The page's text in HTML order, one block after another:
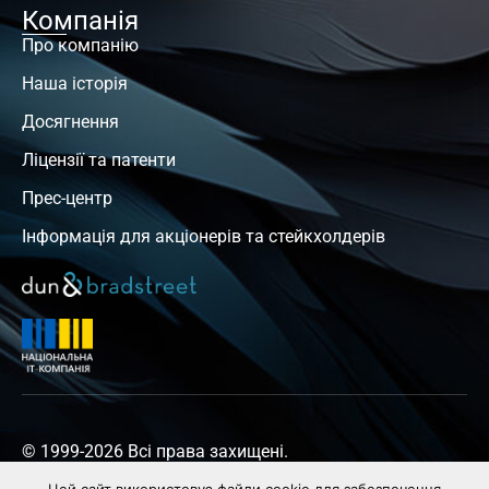
Компанія
Про компанію
Наша історія
Досягнення
Ліцензії та патенти
Прес-центр
Інформація для акціонерів та стейкхолдерів
© 1999-2026 Всі права захищені.